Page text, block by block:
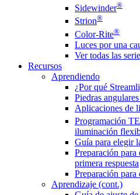
Sidewinder®
Strion®
Color-Rite®
Luces por una
Ver todas las
Recursos
Aprendiendo
¿Por qué
Piedras
Aplicaciones de
Programación
iluminación
Guía para elegir
Preparación para
primera respuesta
Preparación para
Aprendizaje (cont.)